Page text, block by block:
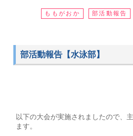
ももがおか 部活動報告
部活動報告【水泳部】
以下の大会が実施されましたので、
ます。